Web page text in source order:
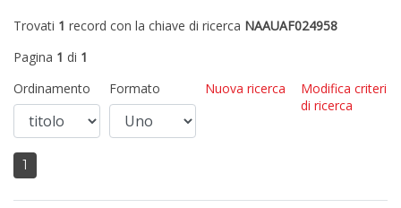
Trovati 1 record con la chiave di ricerca NAAUAF024958
Pagina 1 di 1
Ordinamento
Formato Nuova ricerca
Modifica criteri
di ricerca
1